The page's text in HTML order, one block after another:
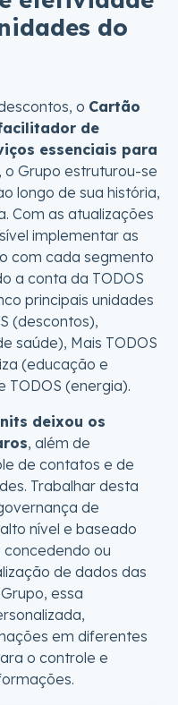
do
o Cartão
de
essenciais para
o Grupo estruturou-se
longo de sua história,
Com as atualizações
implementar as
com cada segmento
a conta da TODOS
principais unidades
(descontos),
saúde), Mais TODOS
(educação e
TODOS (energia).
deixou os
, além de
de contatos e de
Trabalhar desta
de
nível e baseado
ou
de dados das
essa
em diferentes
o controle e